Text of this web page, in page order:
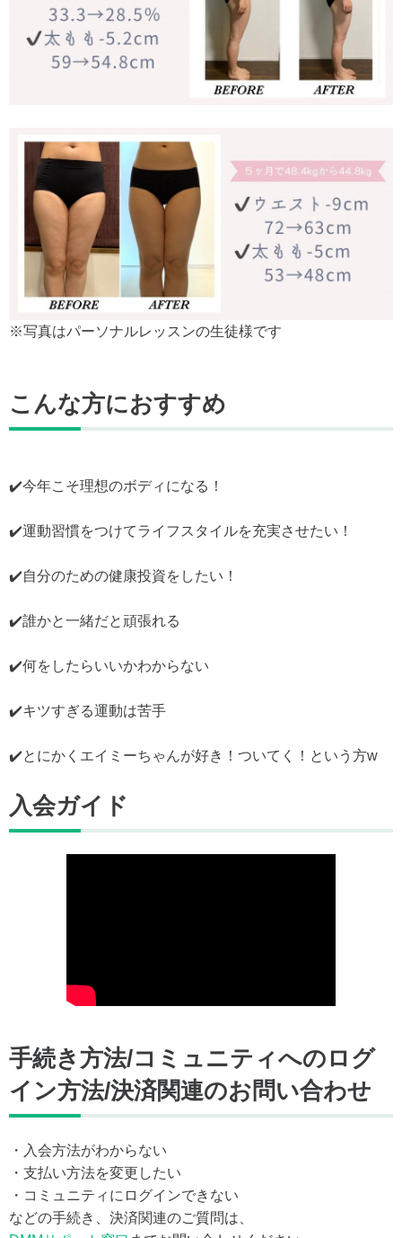
※写真はパーソナルレッスンの生徒様です
こんな方におすすめ
✔️今年こそ理想のボディになる！
✔️運動習慣をつけてライフスタイルを充実させたい！
✔️自分のための健康投資をしたい！
✔️誰かと一緒だと頑張れる
✔️何をしたらいいかわからない
✔️キツすぎる運動は苦手
✔️とにかくエイミーちゃんが好き！ついてく！という方w
入会ガイド
手続き方法/コミュニティへのログ
イン方法/決済関連のお問い合わせ
・入会方法がわからない
・支払い方法を変更したい
・コミュニティにログインできない
などの手続き、決済関連のご質問は、